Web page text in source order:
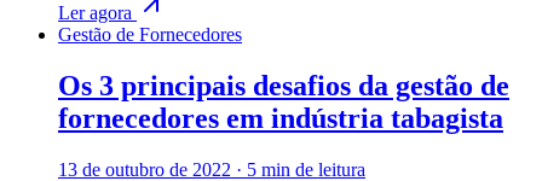
Ler agora
Gestão de Fornecedores
Os 3 principais desafios da gestão de
fornecedores em indústria tabagista
13 de outubro de 2022 · 5 min de leitura